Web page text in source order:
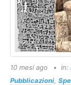
10 mesi ago in:
Pubblicazioni,